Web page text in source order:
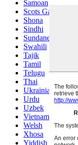
Samoan
Scots Gaelic
Shona
Sindhi
Sundanese
Swahili
Tajik
Tamil
Telugu
Thai
Ukrainian
Urdu
Uzbek
Vietnamese
Welsh
Xhosa
Yiddish